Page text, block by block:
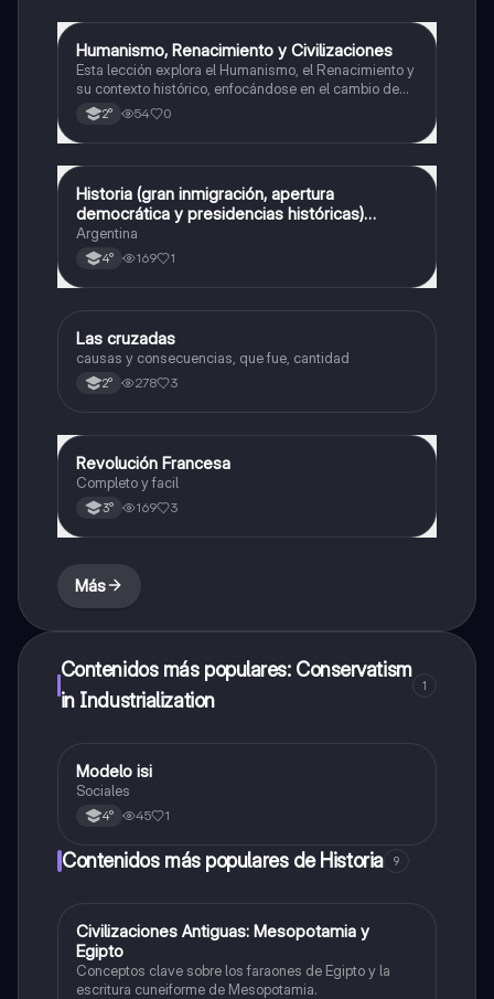
Historia
Humanismo, Renacimiento y Civilizaciones
Esta lección explora el Humanismo, el Renacimiento y
su contexto histórico, enfocándose en el cambio de
pensamiento y el surgimiento de nuevas ideas sobre
la existencia humana y las civilizaciones americanas.
2° 54 0
Historia
Historia (gran inmigración, apertura
democrática y presidencias históricas)
ARGENTINA
Argentina
4° 169 1
Historia
Las cruzadas
causas y consecuencias, que fue, cantidad
2° 278 3
Historia
Revolución Francesa
Completo y facil
3° 169 3
Más
Contenidos más populares: Conservatism
in Industrialization
1
Historia
Modelo isi
Sociales
4° 45 1
Contenidos más populares de Historia 9
CHistoria
Civilizaciones Antiguas: Mesopotamia y
Egipto
Conceptos clave sobre los faraones de Egipto y la
escritura cuneiforme de Mesopotamia.